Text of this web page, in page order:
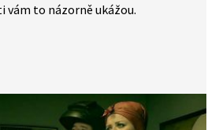
vám to názorně ukážou.